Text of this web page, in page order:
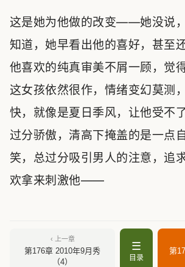
这是她为他做的改变——她没说
知道，她早看出他的喜好，甚至
他喜欢的纯真审美不屑一顾，觉
这女孩依然很作，情绪变幻莫测
快，就像是夏日季风，让他受不
过分骄傲，清高下掩盖的是一点
笑，总过分吸引男人的注意，追
欢拿来刺激他——
‹ 上一章
第176章 2010年9月秀
（4）
☰
目录
第